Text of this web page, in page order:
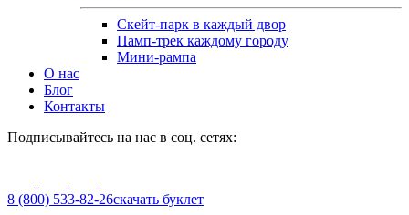
Скейт-парк в каждый двор
Памп-трек каждому городу
Мини-рампа
О нас
Блог
Контакты
Подписывайтесь на нас в соц. сетях:
8 (800) 533-82-26cкачать буклет